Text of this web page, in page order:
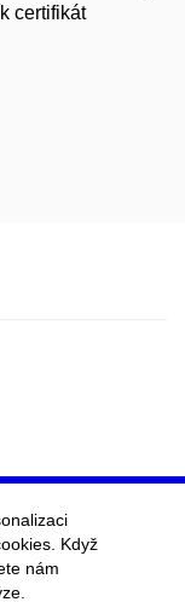
certifikát
Když
nám